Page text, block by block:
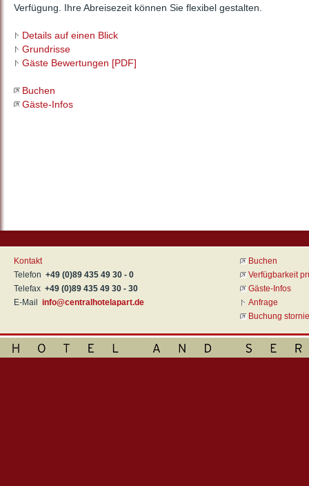
Verfügung. Ihre Abreisezeit können Sie flexibel gestalten.
Details auf einen Blick
Grundrisse
Gäste Bewertungen [PDF]
Buchen
Gäste-Infos
Kontakt
Telefon +49 (0)89 435 49 30 - 0
Telefax +49 (0)89 435 49 30 - 30
E-Mail info@centralhotelapart.de
Buchen
Verfügbarkeit
Gäste-Infos
Anfrage
Buchung